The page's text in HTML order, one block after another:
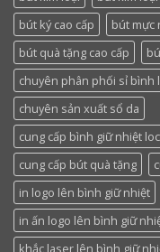
bút ký cao cấp
bút mực
bút quà tặng cao cấp
chuyên phân phối sỉ bình
chuyên sản xuất sổ da
cung cấp bình giữ nhiệt
cung cấp bút quà tặng
in logo lên bình giữ nhiệt
in ấn logo lên bình giữ
khắc laser lên bình giữ